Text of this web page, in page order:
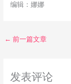
编辑：娜娜
← 前一篇文章
发表评论